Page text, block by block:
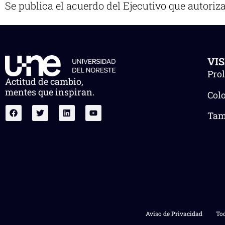
Se publica el acuerdo del Ejecutivo que
Actitud de cambio,
mentes que inspiran.
Aviso de Privacidad